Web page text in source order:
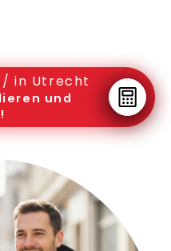
in Utrecht
und